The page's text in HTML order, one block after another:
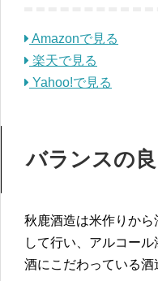
Amazonで見る
楽天で見る
Yahoo!で見る
バランスの
秋鹿酒造は米作りか
して行い、アルコー
酒にこだわっている酒